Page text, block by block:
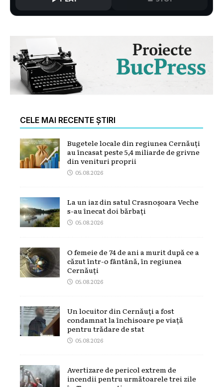
CELE MAI RECENTE ȘTIRI
Bugetele locale din regiunea Cernăuți
au încasat peste 5,4 miliarde de grivne
din venituri proprii
05.08.2026
La un iaz din satul Crasnoșoara Veche
s-au înecat doi bărbați
05.08.2026
O femeie de 74 de ani a murit după ce a
căzut într-o fântână, în regiunea
Cernăuți
05.08.2026
Un locuitor din Cernăuți a fost
condamnat la închisoare pe viață
pentru trădare de stat
05.08.2026
Avertizare de pericol extrem de
incendii pentru următoarele trei zile